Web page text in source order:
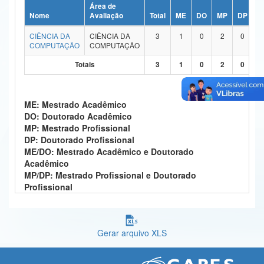
Ministério da Ciência, Tecnologia, Inovações e Comunicações
Ministério do Meio Ambiente
Controladoria-Geral da União
Ministério da Mulher, da Família e dos Direitos Humanos
Secretaria-Geral
Secretaria de Governo
Banco Central do Brasil
Nome
Área de
Avaliação
Total ME DO MP DP
CIÊNCIA DA
COMPUTAÇÃO
CIÊNCIA DA
COMPUTAÇÃO
3 1 0 2 0
Totais 3 1 0 2 0
ME: Mestrado Acadêmico
DO: Doutorado Acadêmico
MP: Mestrado Profissional
DP: Doutorado Profissional
ME/DO: Mestrado Acadêmico e Doutorado
Acadêmico
MP/DP: Mestrado Profissional e Doutorado
Profissional
Gerar arquivo XLS